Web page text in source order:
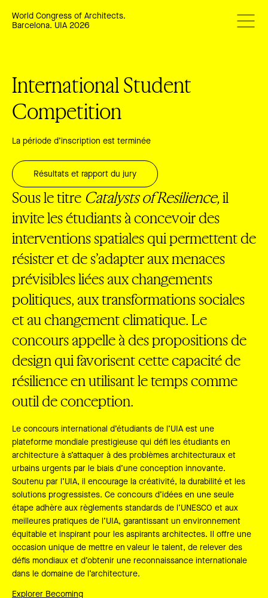
World Congress of Architects.
Barcelona. UIA 2026
International Student
Competition
La période d’inscription est terminée
Résultats et rapport du jury
Sous le titre Catalysts of Resilience, il
invite les étudiants à concevoir des
interventions spatiales qui permettent de
résister et de s’adapter aux menaces
prévisibles liées aux changements
politiques, aux transformations sociales
et au changement climatique. Le
concours appelle à des propositions de
design qui favorisent cette capacité de
résilience en utilisant le temps comme
outil de conception.
Le concours international d’étudiants de l’UIA est une
plateforme mondiale prestigieuse qui défi les étudiants en
architecture à s’attaquer à des problèmes architecturaux et
urbains urgents par le biais d’une conception innovante.
Soutenu par l’UIA, il encourage la créativité, la durabilité et les
solutions progressistes. Ce concours d’idées en une seule
étape adhère aux règlements standards de l’UNESCO et aux
meilleures pratiques de l’UIA, garantissant un environnement
équitable et inspirant pour les aspirants architectes. Il offre une
occasion unique de mettre en valeur le talent, de relever des
défis mondiaux et d’obtenir une reconnaissance internationale
dans le domaine de l’architecture.
Explorer Becoming